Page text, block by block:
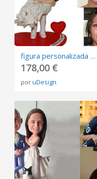
figura personalizada de fotos, 3D retrato Biscuit, muñeca de arte mini me personalizada
178,00 €
poruDesign